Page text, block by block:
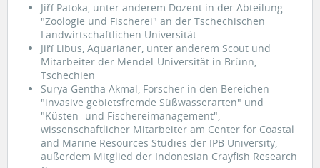
Jiří Patoka, unter anderem Dozent in der Abteilung
"Zoologie und Fischerei" an der Tschechischen
Landwirtschaftlichen Universität
Jiří Libus, Aquarianer, unter anderem Scout und
Mitarbeiter der Mendel-Universität in Brünn,
Tschechien
Surya Gentha Akmal, Forscher in den Bereichen
"invasive gebietsfremde Süßwasserarten" und
"Küsten- und Fischereimanagement",
wissenschaftlicher Mitarbeiter am Center for Coastal
and Marine Resources Studies der IPB University,
außerdem Mitglied der Indonesian Crayfish Research